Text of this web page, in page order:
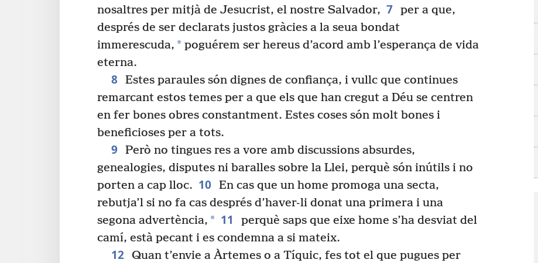
nosaltres per mitjà de Jesucrist, el nostre Salvador, 7 per a que,
després de ser declarats justos gràcies a la seua bondat
immerescuda, * poguérem ser hereus d’acord amb l’esperança de vida
eterna.
8 Estes paraules són dignes de confiança, i vullc que continues
remarcant estos temes per a que els que han cregut a Déu se centren
en fer bones obres constantment. Estes coses són molt bones i
beneficioses per a tots.
9 Però no tingues res a vore amb discussions absurdes,
genealogies, disputes ni baralles sobre la Llei, perquè són inútils i no
porten a cap lloc. 10 En cas que un home promoga una secta,
rebutja’l si no fa cas després d’haver-li donat una primera i una
segona advertència, * 11
perquè saps que eixe home s’ha desviat del
camí, està pecant i es condemna a si mateix.
12 Quan t’envie a Àrtemes o a Tíquic, fes tot el que pugues per